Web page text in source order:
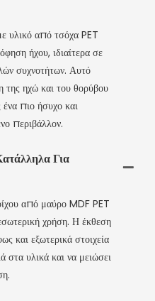
υλικό από τσόχα PET
ήχου, ιδιαίτερα σε
συχνοτήτων. Αυτό
της ηχώ και του θορύβου
πιο ήσυχο και
περιβάλλον.
Για
από μαύρο MDF PET
χρήση. Η έκθεση
και εξωτερικά στοιχεία
στα υλικά και να μειώσει